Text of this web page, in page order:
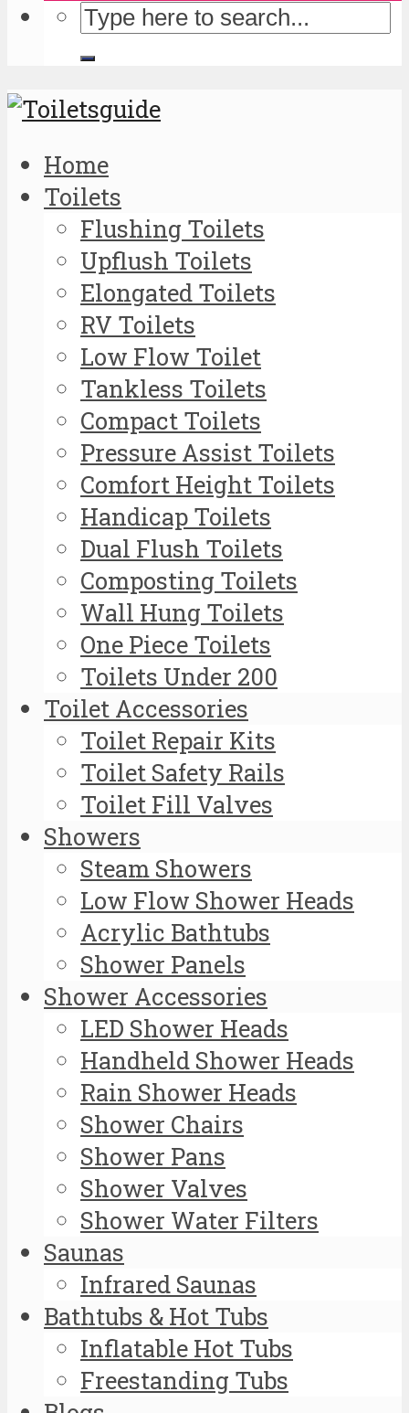
Home
Toilets
Flushing Toilets
Upflush Toilets
Elongated Toilets
RV Toilets
Low Flow Toilet
Tankless Toilets
Compact Toilets
Pressure Assist Toilets
Comfort Height Toilets
Handicap Toilets
Dual Flush Toilets
Composting Toilets
Wall Hung Toilets
One Piece Toilets
Toilets Under 200
Toilet Accessories
Toilet Repair Kits
Toilet Safety Rails
Toilet Fill Valves
Showers
Steam Showers
Low Flow Shower Heads
Acrylic Bathtubs
Shower Panels
Shower Accessories
LED Shower Heads
Handheld Shower Heads
Rain Shower Heads
Shower Chairs
Shower Pans
Shower Valves
Shower Water Filters
Saunas
Infrared Saunas
Bathtubs & Hot Tubs
Inflatable Hot Tubs
Freestanding Tubs